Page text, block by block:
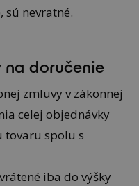
sú nevratné.
na doručenie
zmluvy v zákonnej
celej objednávky
tovaru spolu s
iba do výšky